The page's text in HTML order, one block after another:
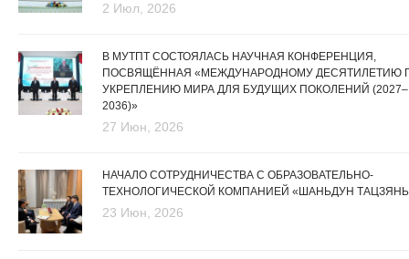
2 Июл, 2026
В МУТПТ СОСТОЯЛАСЬ НАУЧНАЯ КОНФЕРЕНЦИЯ,
ПОСВЯЩЁННАЯ «МЕЖДУНАРОДНОМУ ДЕСЯТИЛЕТИЮ
УКРЕПЛЕНИЮ МИРА ДЛЯ БУДУЩИХ ПОКОЛЕНИЙ (2027–
2036)»
27 Июн, 2026
НАЧАЛО СОТРУДНИЧЕСТВА С ОБРАЗОВАТЕЛЬНО-
ТЕХНОЛОГИЧЕСКОЙ КОМПАНИЕЙ «ШАНЬДУН
23 Июн, 2026